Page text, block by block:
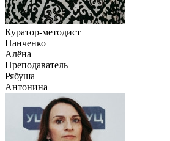
Куратор-методист
Панченко
Алёна
Преподаватель
Рябуша
Антонина